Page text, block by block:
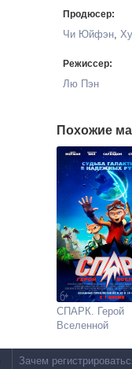
Продюсер:
Чи Юйфэн,
Режиссер:
Лю Пэн
Похожие
СПАРК. Герой
Вселенной
Зачем